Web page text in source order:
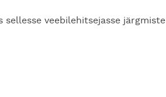
veebilehitsejasse järgmiste